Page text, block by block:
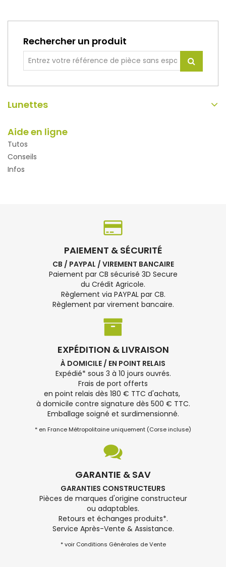
Rechercher un produit
Lunettes
Aide en ligne
Tutos
Conseils
Infos
PAIEMENT & SÉCURITÉ
CB / PAYPAL / VIREMENT BANCAIRE
Paiement par CB sécurisé 3D Secure
du Crédit Agricole.
Règlement via PAYPAL par CB.
Règlement par virement bancaire.
EXPÉDITION & LIVRAISON
À DOMICILE / EN POINT RELAIS
Expédié* sous 3 à 10 jours ouvrés.
Frais de port offerts
en point relais dès 180 € TTC d'achats,
à domicile contre signature dès 500 € TTC.
Emballage soigné et surdimensionné.
* en France Métropolitaine uniquement (Corse incluse)
GARANTIE & SAV
GARANTIES CONSTRUCTEURS
Pièces de marques d'origine constructeur
ou adaptables.
Retours et échanges produits*.
Service Après-Vente & Assistance.
* voir Conditions Générales de Vente